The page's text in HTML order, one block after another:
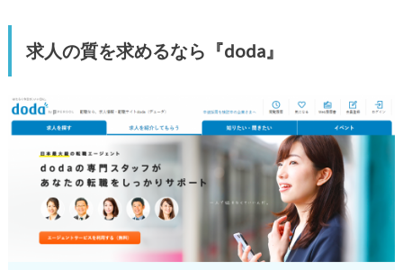
求人の質を求めるなら『doda』